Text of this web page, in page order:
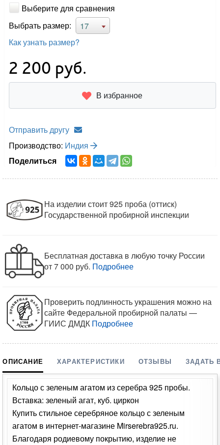
Выберите для сравнения
Выбрать размер:
17
Как узнать размер?
2 200 руб.
В избранное
Отправить другу
Производство: Индия
Поделиться
На изделии стоит 925 проба (оттиск)
Государственной пробирной инспекции
Бесплатная доставка в любую точку России
от 7 000 руб. Подробнее
Проверить подлинность украшения можно на
сайте Федеральной пробирной палаты —
ГИИС ДМДК Подробнее
ОПИСАНИЕ ХАРАКТЕРИСТИКИ ОТЗЫВЫ ЗАДАТЬ
Кольцо с зеленым агатом из серебра 925 пробы.
Вставка: зеленый агат, куб. циркон
Купить стильное серебряное кольцо с зеленым
агатом в интернет-магазине Mirserebra925.ru.
Благодаря родиевому покрытию, изделие не